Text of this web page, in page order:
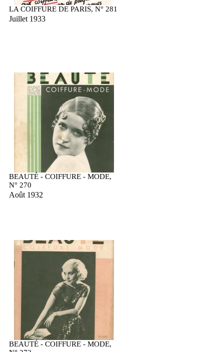
LA COIFFURE DE PARIS, N° 281
Juillet 1933
BEAUTÉ - COIFFURE - MODE,
N° 270
Août 1932
BEAUTÉ - COIFFURE - MODE,